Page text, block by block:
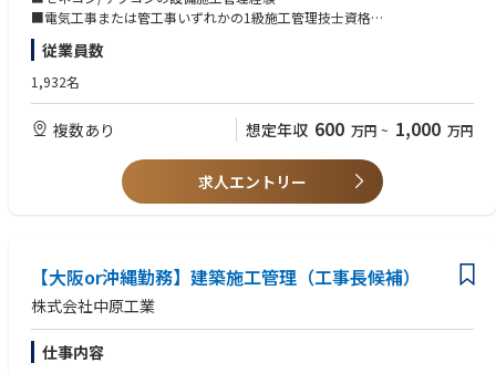
■設備施工管理職：設備施工管理をお任せします(施主や設計監理者との交
更追加工事の見積/行政との打合せや書類届出/各種検査や機能試験の実施
等)
■土木施工管理職：トンネル・道路・鉄道・ダム・河川・土地造成・上下
水道など幅広い土木現場における品質、コスト、工程、安全、環境などの
管理・監督業務をお任せいたします。
■電気工事または管工事いずれかの1級施工管理技士資格
■ゼネコン等での土木施工管理経験
■1級土木工管理技士
【歓迎】
従業員数
1,932名
複数あり 想定年収 600 万円 ~ 1,000 万円
求人エントリー
【大阪or沖縄勤務】建築施工管理（工事長候補）
株式会社中原工業
仕事内容